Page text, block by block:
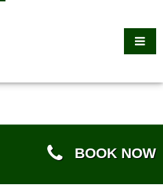
BOOK NOW